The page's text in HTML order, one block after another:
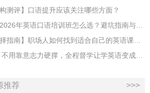
测评】口语提升应该关注哪些方面？
实测厦门机构后讲讲：2026年英语口语培训班怎么选？避坑指南与高效学习新范式
【上海成人英语机构选择指南】职场人如何找到适合自己的英语课程？
【2026英语怎么学？】不用靠意志力硬撑，全程督学让学英语变成日常习惯
推荐 >>>